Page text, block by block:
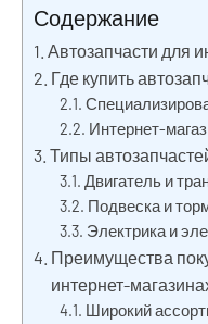
Содержание
Автозапчасти для
Где купить
Интернет-
Типы
Двигатель и
Подвеска и
Электрика и
Преимущества
интернет-
Широкий